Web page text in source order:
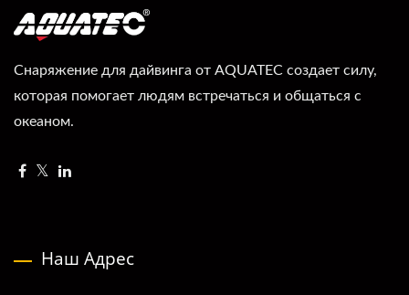
Снаряжение для дайвинга от AQUATEC создает силу,
которая помогает людям встречаться и общаться с
океаном.
Наш Адрес